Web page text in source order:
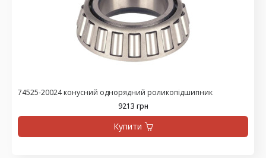
74525-20024 конусний однорядний роликопідшипник
9213 грн
Купити